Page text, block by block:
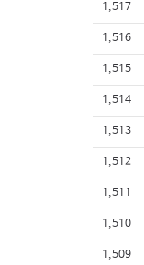
1,517
1,516
1,515
1,514
1,513
1,512
1,511
1,510
1,509